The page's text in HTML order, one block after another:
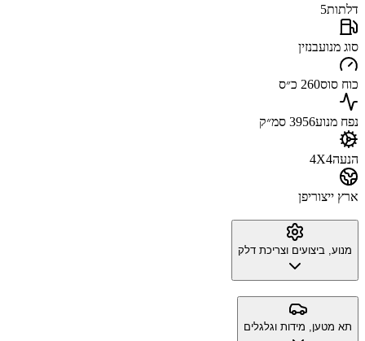
דלתות5
סוג מנועבנזין
כוח סוס260 כ״ס
נפח מנוע3956 סמ״ק
הנעה4X4
ארץ ייצוריפן
מנוע, ביצועים וצריכת דלק
תא מטען, מידות וגלגלים